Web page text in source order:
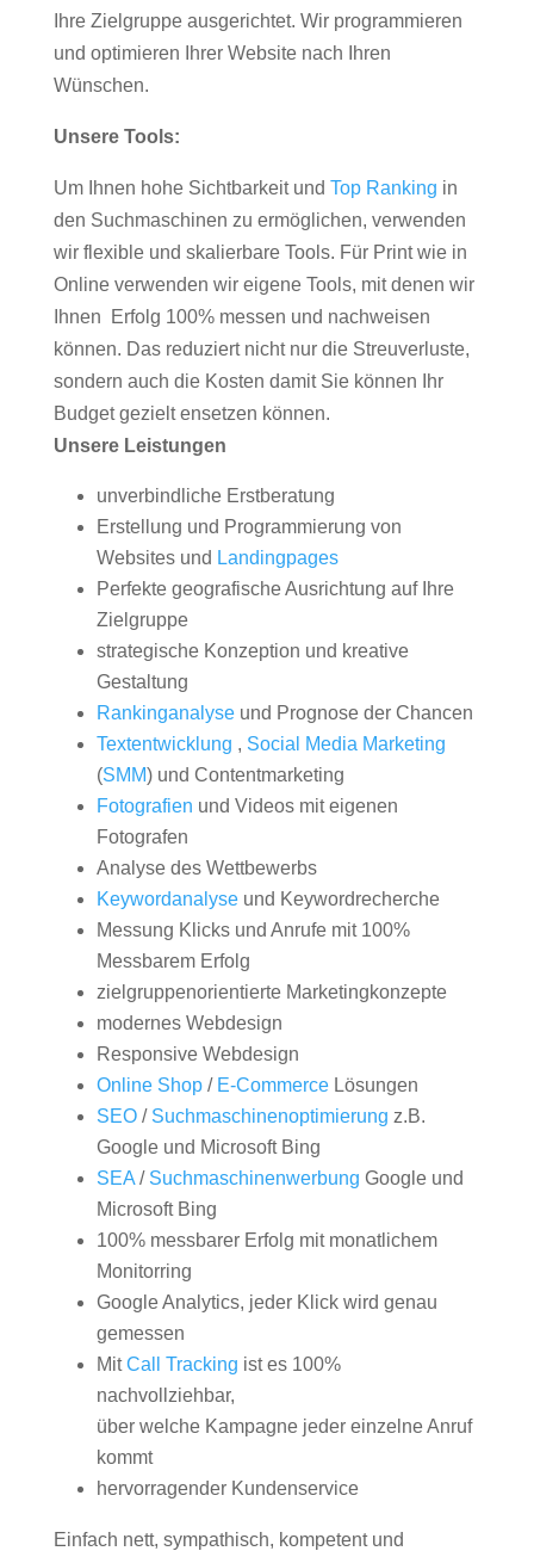
Ihre Zielgruppe ausgerichtet. Wir programmieren
und optimieren Ihrer Website nach Ihren
Wünschen.
Unsere Tools:
Um Ihnen hohe Sichtbarkeit und Top Ranking in
den Suchmaschinen zu ermöglichen, verwenden
wir flexible und skalierbare Tools. Für Print wie in
Online verwenden wir eigene Tools, mit denen wir
Ihnen Erfolg 100% messen und nachweisen
können. Das reduziert nicht nur die Streuverluste,
sondern auch die Kosten damit Sie können Ihr
Budget gezielt ensetzen können.
Unsere Leistungen
unverbindliche Erstberatung
Erstellung und Programmierung von
Websites und Landingpages
Perfekte geografische Ausrichtung auf Ihre
Zielgruppe
strategische Konzeption und kreative
Gestaltung
Rankinganalyseund Prognose der Chancen
Textentwicklung , Social Media Marketing
(SMM) und Contentmarketing
Fotografien und Videos mit eigenen
Fotografen
Analyse des Wettbewerbs
Keywordanalyseund Keywordrecherche
Messung Klicks und Anrufe mit 100%
Messbarem Erfolg
zielgruppenorientierte Marketingkonzepte
modernes Webdesign
Responsive Webdesign
Online Shop/ E-CommerceLösungen
SEO/ Suchmaschinenoptimierung z.B.
Google und Microsoft Bing
SEA/ Suchmaschinenwerbung Google und
Microsoft Bing
100% messbarer Erfolg mit monatlichem
Monitorring
Google Analytics, jeder Klick wird genau
gemessen
MitCall Tracking ist es 100%
nachvollziehbar,
über welche Kampagne jeder einzelne Anruf
kommt
hervorragender Kundenservice
Einfach nett, sympathisch, kompetent und